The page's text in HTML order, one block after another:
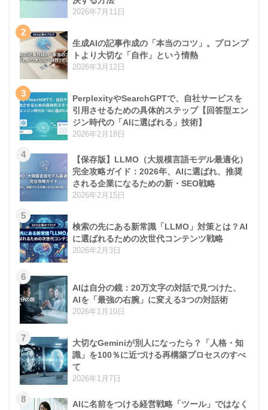
2026年7月11日
2
生成AIの記事作成の「本当のコツ」。プロンプ
トより大切な「自作」という情熱
2026年3月12日
3
PerplexityやSearchGPTで、自社サービスを
引用させるための具体的ステップ【回答型エン
ジン時代の「AIに選ばれる」技術】
2026年2月18日
4
【保存版】LLMO（大規模言語モデル最適化）
完全攻略ガイド：2026年、AIに選ばれ、推奨
される企業になるための新・SEO戦略
2026年2月15日
5
検索の先にある新常識「LLMO」対策とは？AI
に選ばれるための次世代コンテンツ戦略
2026年2月3日
6
AIは自分の鏡：20万文字の対話で見つけた、
AIを「最強の右腕」に変える3つの対話術
2026年1月10日
7
大切なGeminiが別人になったら？「人格・知
識」を100％に近づける再構築プロセスのすべ
て
2026年1月7日
8
AIに名前をつける経営戦略「ツール」ではなく